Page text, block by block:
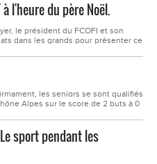
à l'heure du père Noël.
le président du FCOFI et son
dans les grands pour présenter ce
du verre de l’amitié que seniors,
les seniors se sont qualifiés
Alpes sur le score de 2 buts à 0
Un premier but par Julien Force
de Yanis Terrier...
sport pendant les